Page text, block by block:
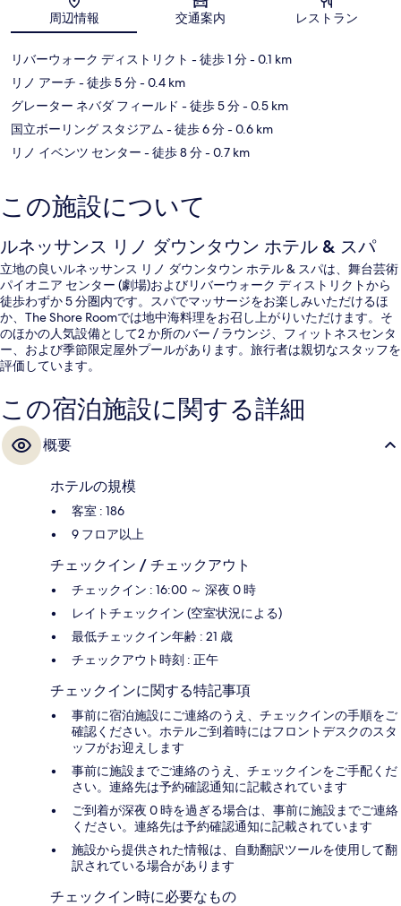
地図
周辺情報 交通案内 レストラン
リバーウォーク ディストリクト - 徒歩 1 分- 0.1 km
リノ アーチ - 徒歩 5 分- 0.4 km
グレーター ネバダ フィールド - 徒歩 5 分- 0.5 km
国立ボーリング スタジアム - 徒歩 6 分- 0.6 km
リノ イベンツ センター - 徒歩 8 分- 0.7 km
この施設について
ルネッサンス リノ ダウンタウン ホテル & スパ
立地の良いルネッサンス リノ ダウンタウン ホテル & スパは、舞台芸術
パイオニア センター (劇場)およびリバーウォーク ディストリクトから
徒歩わずか 5 分圏内です。スパでマッサージをお楽しみいただけるほ
か、The Shore Roomでは地中海料理をお召し上がりいただけます。そ
のほかの人気設備として2 か所のバー / ラウンジ、フィットネスセンタ
ー、および季節限定屋外プールがあります。旅行者は親切なスタッフを
評価しています。
この宿泊施設に関する詳細
概要
ホテルの規模
客室 : 186
9 フロア以上
チェックイン / チェックアウト
チェックイン : 16:00 ～ 深夜 0 時
レイトチェックイン (空室状況による)
最低チェックイン年齢 : 21 歳
チェックアウト時刻 : 正午
チェックインに関する特記事項
事前に宿泊施設にご連絡のうえ、チェックインの手順をご
確認ください。ホテルご到着時にはフロントデスクのスタ
ッフがお迎えします
事前に施設までご連絡のうえ、チェックインをご手配くだ
さい。連絡先は予約確認通知に記載されています
ご到着が深夜 0 時を過ぎる場合は、事前に施設までご連絡
ください。連絡先は予約確認通知に記載されています
施設から提供された情報は、自動翻訳ツールを使用して翻
訳されている場合があります
チェックイン時に必要なもの